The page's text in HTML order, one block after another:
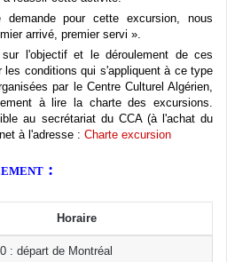
demandepourcette excursion, nous
arrivé , premier servi ».
sur l'objectifet ledéroulement deces
les conditions qui s'appliquent à cetype
par le Centre Culturel Algérien
àlire la chartedes excursions.
au secrétariatdu CCA(à l'achatdu
à l'adresse : Charte excursion
:
Horaire
: départ de Montréal